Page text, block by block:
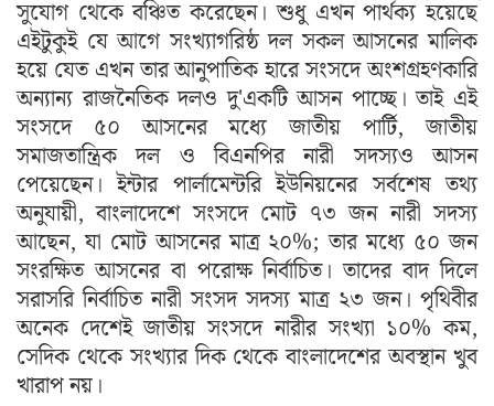
সুযোগ থেকে বঞ্চিত করেছেন। শুধু এখন পার্থক্য হয়েছে
এইটুকুই যে আগে সংখ্যাগরিষ্ঠ দল সকল আসনের মালিক
হয়ে যেত এখন তার আনুপাতিক হারে সংসদে অংশগ্রহণকারি
অন্যান্য রাজনৈতিক দলও দু'একটি আসন পাচ্ছে। তাই এই
সংসদে ৫০ আসনের মধ্যে জাতীয় পার্টি, জাতীয়
সমাজতান্ত্রিক দল ও বিএনপির নারী সদস্যও আসন
পেয়েছেন। ইন্টার পার্লামেন্টরি ইউনিয়নের সর্বশেষ তথ্য
অনুযায়ী, বাংলাদেশে সংসদে মোট ৭৩ জন নারী সদস্য
আছেন, যা মোট আসনের মাত্র ২০%; তার মধ্যে ৫০ জন
সংরক্ষিত আসনের বা পরোক্ষ নির্বাচিত। তাদের বাদ দিলে
সরাসরি নির্বাচিত নারী সংসদ সদস্য মাত্র ২৩ জন। পৃথিবীর
অনেক দেশেই জাতীয় সংসদে নারীর সংখ্যা ১০% কম,
সেদিক থেকে সংখ্যার দিক থেকে বাংলাদেশের অবস্থান খুব
খারাপ নয়।